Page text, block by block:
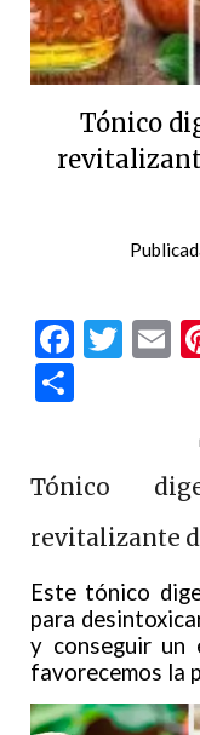
Tónico
Tónico
revitalizante
Este tónico
para
y conseguir un
favorecemos la